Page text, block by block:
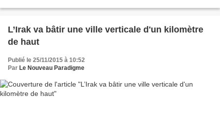
L’Irak va bâtir une ville verticale d'un kilomètre
de haut
Publié le 25/11/2015 à 10:52
Par Le Nouveau Paradigme